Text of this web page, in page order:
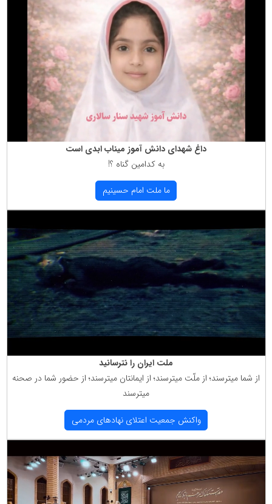
داغ شهدای دانش آموز میناب ابدی است
به كدامین گناه ؟!
ما ملت امام حسینیم
ملت ایران را نترسانید
از شما میترسند؛ از ملّت میترسند؛ از ایمانتان میترسند؛ از حضور شما در صحنه
میترسند
واكنش جمعیت اعتلای نهادهای مردمی